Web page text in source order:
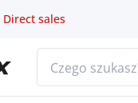
Direct sales